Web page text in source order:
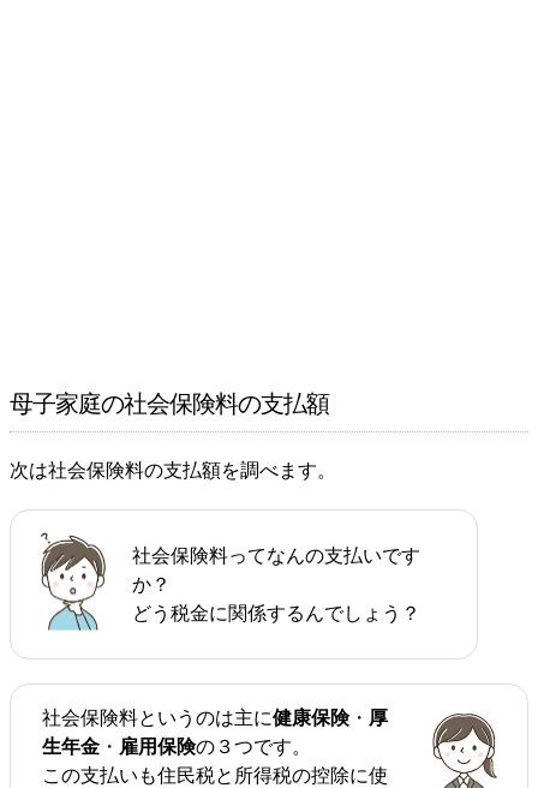
母子家庭の社会保険料の支払額
次は社会保険料の支払額を調べます。
社会保険料ってなんの支払いです
か？
どう税金に関係するんでしょう？
社会保険料というのは主に健康保険・ 厚
生年金 ・ 雇用保険の３つです。
この支払いも住民税と所得税の控除に使